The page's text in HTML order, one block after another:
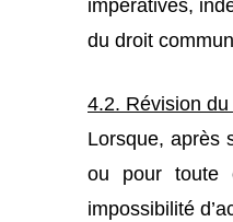
impératives,
du droit
4.2. Révision
Lorsque, après
ou pour toute
impossibilité